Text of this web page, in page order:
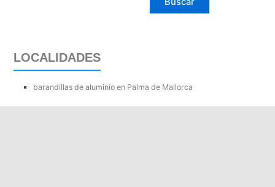
LOCALIDADES
barandillas de aluminio en Palma de Mallorca